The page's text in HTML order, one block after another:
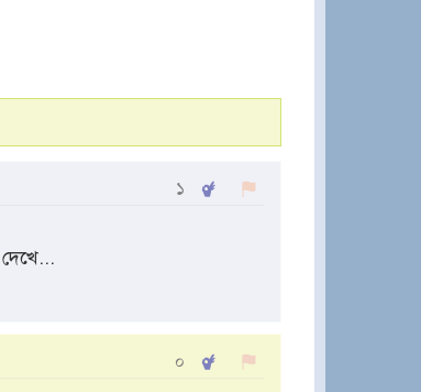
১
০